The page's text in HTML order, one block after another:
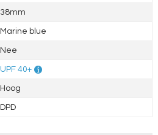
38mm
Marine blue
Nee
UPF 40+
Hoog
DPD